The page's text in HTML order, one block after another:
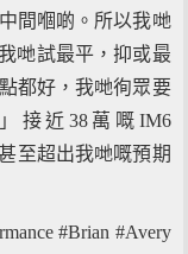
間嗰啲。所以我哋
哋試最平，抑或最
都好，我哋徇眾要
接近38萬嘅IM6
至超出我哋嘅預期
#Brian #Avery